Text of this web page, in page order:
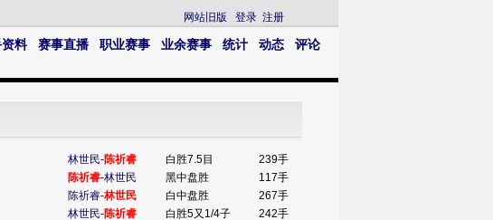
网站旧版 登录 注册
料 赛事直播 职业赛事 业余赛事 统计 动态
评论
林世民-陈祈睿 白胜7.5目
239手
陈祈睿-林世民 黑中盘胜
117手
陈祈睿-林世民 白中盘胜
267手
林世民-陈祈睿 白胜5又1/4子
242手